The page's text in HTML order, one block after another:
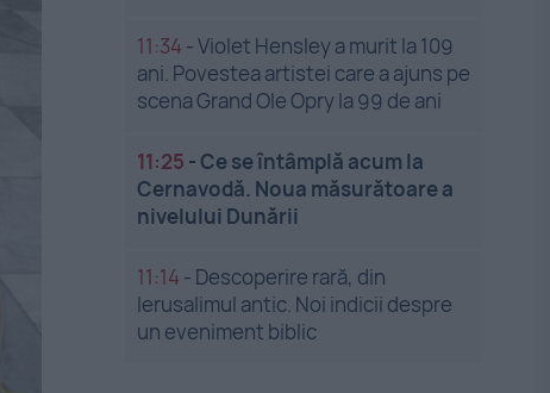
11:34 -Violet Hensley a murit la 109
ani. Povestea artistei care a ajuns pe
scena Grand Ole Opry la 99 de ani
11:25 -Ce se întâmplă acum la
Cernavodă. Noua măsurătoare a
nivelului Dunării
11:14 - Descoperire rară, din
Ierusalimul antic. Noi indicii despre
un eveniment biblic